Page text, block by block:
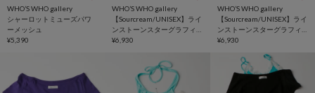
WHO’S WHO gallery
シャーロットミューズパワ
ーメッシュ
¥5,390
WHO’S WHO gallery
【Sourcream/UNISEX】ライ
ンストーンスターグラフィ
ックTEE
¥6,930
WHO’S WHO gallery
【Sourcream/UNISEX】ライ
ンストーンスターグラフィ
ックTEE
¥6,930